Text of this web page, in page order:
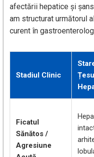
afectării hepatice și
am structurat următorul
curent în
Stadiul Clinic
Ficatul
Sănătos /
Agresiune